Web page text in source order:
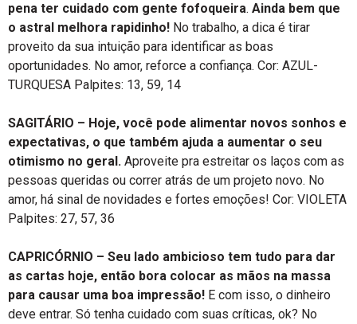
pena ter cuidado com gente fofoqueira. Ainda bem que
o astral melhora rapidinho! No trabalho, a dica é tirar
proveito da sua intuição para identificar as boas
oportunidades. No amor, reforce a confiança. Cor: AZUL-
TURQUESA Palpites: 13, 59, 14
SAGITÁRIO – Hoje, você pode alimentar novos sonhos e
expectativas, o que também ajuda a aumentar o seu
otimismo no geral. Aproveite pra estreitar os laços com as
pessoas queridas ou correr atrás de um projeto novo. No
amor, há sinal de novidades e fortes emoções! Cor: VIOLETA
Palpites: 27, 57, 36
CAPRICÓRNIO – Seu lado ambicioso tem tudo para dar
as cartas hoje, então bora colocar as mãos na massa
para causar uma boa impressão! E com isso, o dinheiro
deve entrar. Só tenha cuidado com suas críticas, ok? No